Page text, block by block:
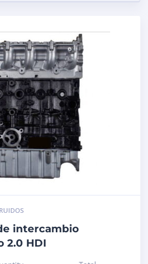
intercambio
2.0 HDI